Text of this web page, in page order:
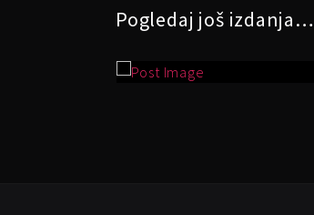
Pogledaj još izdanja…